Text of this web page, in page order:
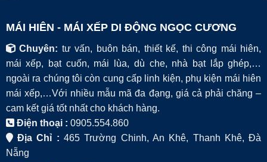
MÁI HIÊN - MÁI XẾP DI ĐỘNG NGỌC CƯƠNG
Chuyên: tư vấn, buôn bán, thiết kế, thi công mái hiên,
mái xếp, bạt cuốn, mái lùa, dù che, nhà bạt lắp ghép,…
ngoài ra chúng tôi còn cung cấp linh kiện, phụ kiện mái hiên
mái xếp,…Với nhiều mẫu mã đa đạng, giá cả phải chăng –
cam kết giá tốt nhất cho khách hàng.
Điện thoại : 0905.554.860
Địa Chỉ : 465 Trường Chinh, An Khê, Thanh Khê, Đà
Nẵng